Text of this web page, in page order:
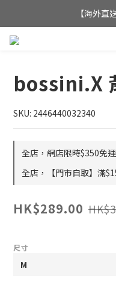
全店滿$350
【海外直
bossini.X
SKU: 2446440032340
全店，網店限時$350免
全店，【門市自取】滿
HK$289.00
尺寸